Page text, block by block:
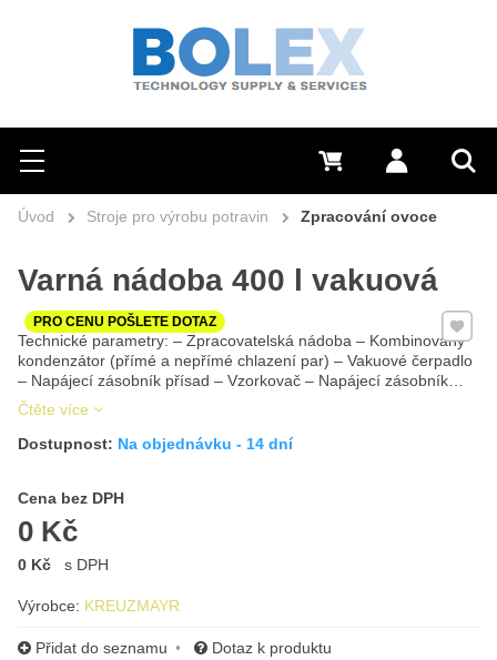
Hledat
Menu Přihlásit se
0 Kč
Úvod Stroje pro výrobu potravin Zpracování ovoce
Varná nádoba 400 l vakuová
Technické parametry: – Zpracovatelská nádoba – Kombinovaný
kondenzátor (přímé a nepřímé chlazení par) – Vakuové čerpadlo
– Napájecí zásobník přísad – Vzorkovač – Napájecí zásobník…
Čtěte více
Přidat
PRO CENU POŠLETE DOTAZ
Dostupnost: Na objednávku - 14 dní
Cena bez DPH
0 Kč
Cena s DPH
0 Kč s DPH
Výrobce: KREUZMAYR
Přidat do seznamu Dotaz k produktu